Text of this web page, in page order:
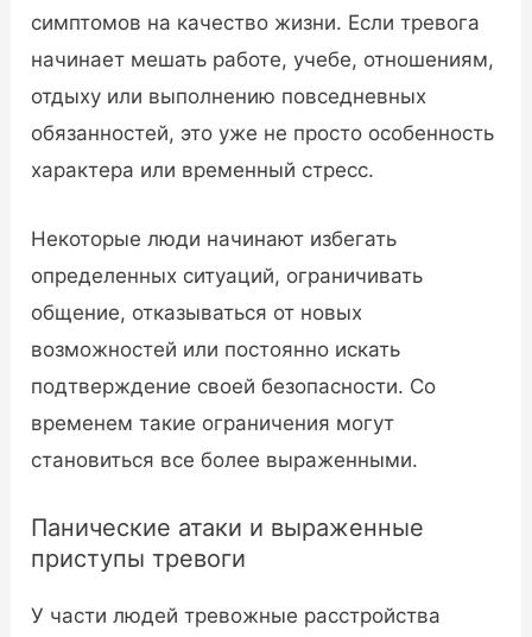
симптомов на качество жизни. Если тревога
начинает мешать работе, учебе, отношениям,
отдыху или выполнению повседневных
обязанностей, это уже не просто особенность
характера или временный стресс.
Некоторые люди начинают избегать
определенных ситуаций, ограничивать
общение, отказываться от новых
возможностей или постоянно искать
подтверждение своей безопасности. Со
временем такие ограничения могут
становиться все более выраженными.
Панические атаки и выраженные
приступы тревоги
У части людей тревожные расстройства